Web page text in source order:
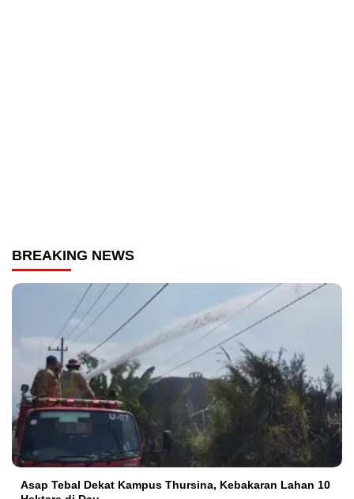
BREAKING NEWS
Asap Tebal Dekat Kampus Thursina, Kebakaran Lahan 10